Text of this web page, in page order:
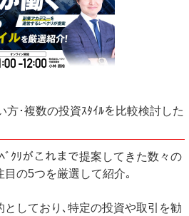
方･複数の投資ｽﾀｲﾙを比較検討した
ﾞｸﾘがこれまで提案してきた数々の
の5つを厳選して紹介｡
としており､特定の投資や取引を勧